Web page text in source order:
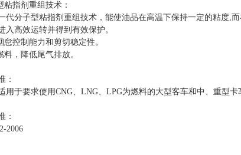
粘指剂重组技术：
代分子型粘指剂重组技术，能使油品在高温下保持一定的粘度,
入高效运转并得到有效保护。
怠控制能力和剪切稳定性。
料，降低尾气排放。
：
用于要求使用CNG、LNG、LPG为燃料的大型客车和中、重型卡
：
2006